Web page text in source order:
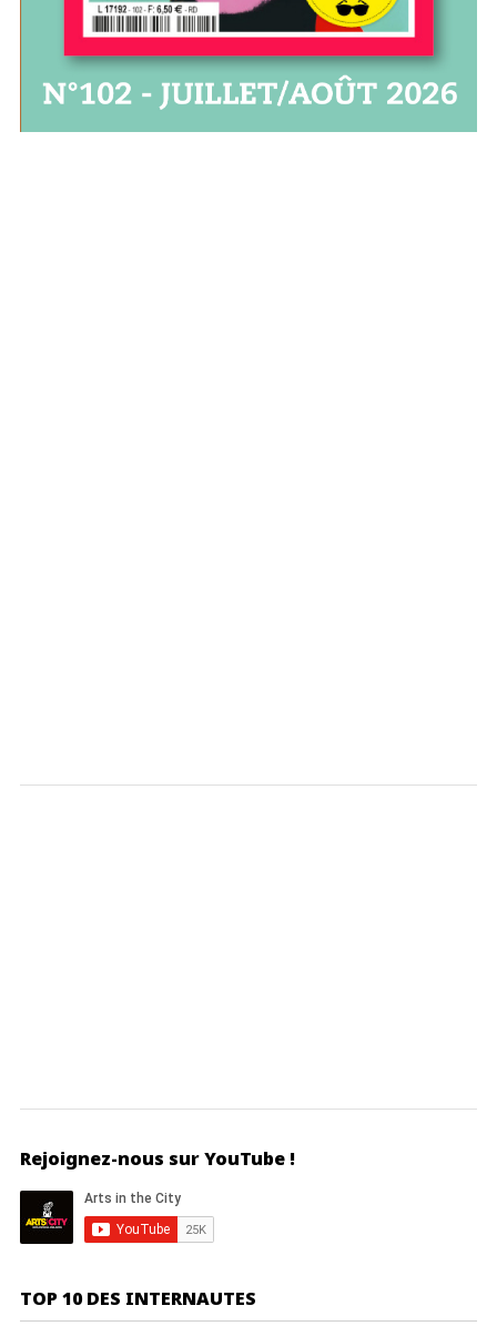
Rejoignez-nous sur YouTube !
TOP 10 DES INTERNAUTES